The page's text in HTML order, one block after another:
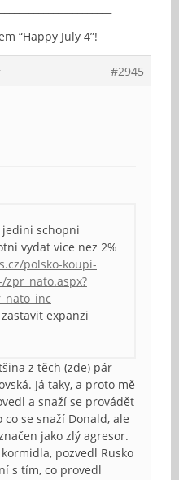
“Happy July 4”!
#2945
jedini schopni
vydat vice nez 2%
polsko-koupi-
expanzi
z těch (zde) pár
Já taky, a proto mě
a snaží se provádět
se snaží Donald, ale
jako zlý agresor.
pozvedl Rusko
s tím, co provedl